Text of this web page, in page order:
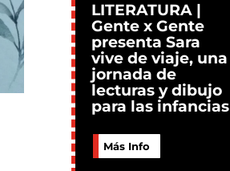
LITERATURA |
Gente x Gente
presenta Sara
vive de viaje, una
jornada de
lecturas y dibujo
para las infancias
Más Info